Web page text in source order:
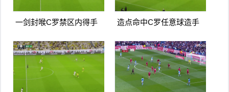
一剑封喉C罗禁区内得手
967球
造点命中C罗任意球造手
球